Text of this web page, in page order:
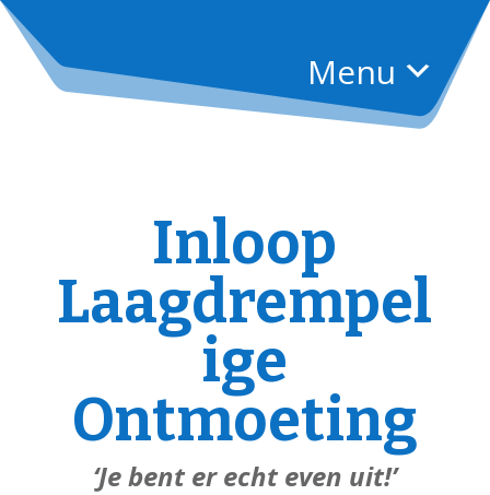
Menu
Inloop
Laagdrempel
ige
Ontmoeting
‘Je bent er echt even uit!’